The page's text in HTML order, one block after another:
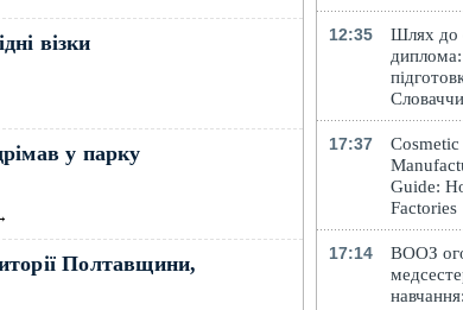
візки
у парку
Полтавщини,
12:35
Шлях до
17:37
Guide:
Factories
17:14
ВООЗ